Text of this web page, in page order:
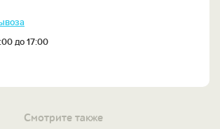
до 17:00
Смотрите также